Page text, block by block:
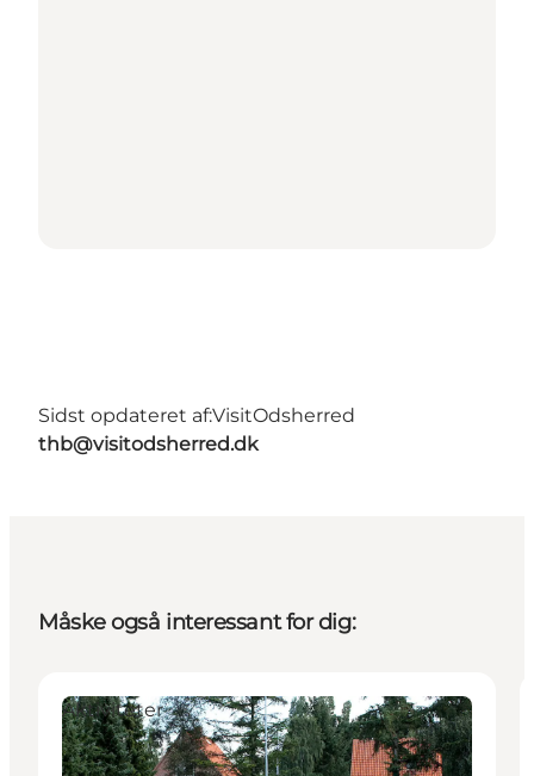
Sidst opdateret af:VisitOdsherred
thb@visitodsherred.dk
Måske også interessant for dig:
Aktiviteter